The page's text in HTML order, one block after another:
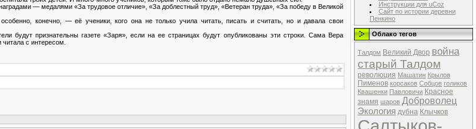
— медалями «За трудовое отличие», «За доблестный труд», «Ветеран труда», «За победу в Великой
конечно, — её ученики, кого она не только учила читать, писать и считать, но и давала свои
будут признательны газете «Заря», если на ее страницах будут опубликованы эти строки. Сама Вера
с интересом.
Инструкции для uCoz
Сайт по истории деревни
Пенкино
Облако тегов
Талдом Великий Двор война
старый Талдом
революция Машатин Крылов
Пименов корсаков Собцов голиков
Квашенки Павловичи Красное
знамя шаров Доброволец
Экология дубна Клычков